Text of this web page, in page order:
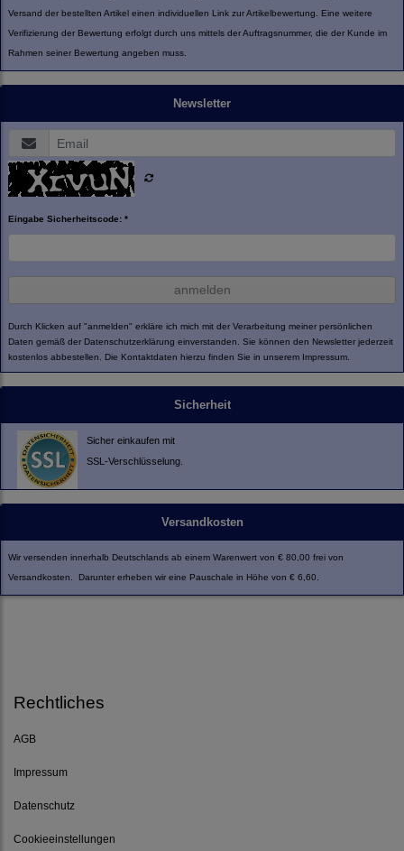
Versand der bestellten Artikel einen individuellen Link zur Artikelbewertung. Eine weitere
Verifizierung der Bewertung erfolgt durch uns mittels der Auftragsnummer, die der Kunde im
Rahmen seiner Bewertung angeben muss.
Newsletter
Eingabe Sicherheitscode: *
anmelden
Durch Klicken auf "anmelden" erkläre ich mich mit der Verarbeitung meiner persönlichen
Daten gemäß der Datenschutzerklärung einverstanden. Sie können den Newsletter jederzeit
kostenlos abbestellen. Die Kontaktdaten hierzu finden Sie in unserem Impressum.
Sicherheit
Sicher einkaufen mit
SSL-Verschlüsselung.
Versandkosten
Wir versenden innerhalb Deutschlands ab einem Warenwert von € 80,00 frei von
Versandkosten. Darunter erheben wir eine Pauschale in Höhe von € 6,60.
Rechtliches
AGB
Impressum
Datenschutz
Cookieeinstellungen